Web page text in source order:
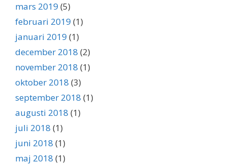
mars 2019 (5)
februari 2019 (1)
januari 2019 (1)
december 2018 (2)
november 2018 (1)
oktober 2018 (3)
september 2018 (1)
augusti 2018 (1)
juli 2018 (1)
juni 2018 (1)
maj 2018 (1)